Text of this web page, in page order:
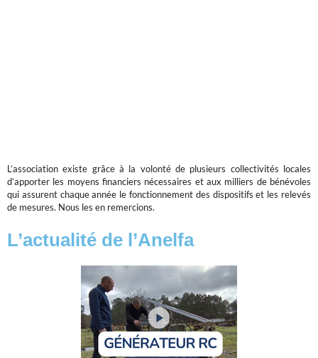
L’association existe grâce à la volonté de plusieurs collectivités locales
d’apporter les moyens financiers nécessaires et aux milliers de bénévoles
qui assurent chaque année le fonctionnement des dispositifs et les relevés
de mesures. Nous les en remercions.
L’actualité de l’Anelfa